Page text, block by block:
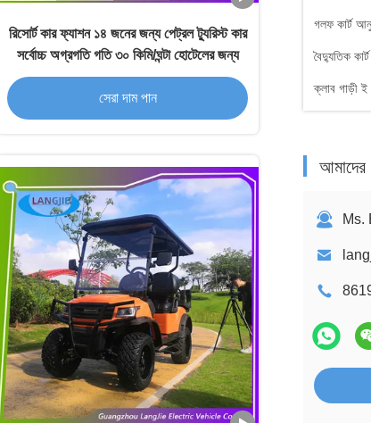
গলফ কার্ট
বৈদ্যুতিক কার্ট
ক্লাব গাড়ী ই
আমাদের
Ms.
রিসোর্ট কার ফ্যাশন ১৪ জনের জন্য পেট্রল ট্যুরিস্ট কার
সর্বোচ্চ অগ্রগতি গতি ৩০ কিমি/ঘন্টা হোটেলের জন্য
সেরা দাম পান